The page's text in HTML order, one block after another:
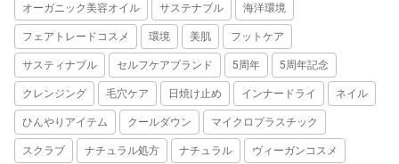
オーガニック美容オイル サステナブル 海洋環境
フェアトレードコスメ 環境 美肌 フットケア
サスティナブル セルフケアブランド 5周年 5周年記念
クレンジング 毛穴ケア 日焼け止め インナードライ ネイル
ひんやりアイテム クールダウン マイクロプラスチック
スクラブ ナチュラル処方 ナチュラル ヴィーガンコスメ